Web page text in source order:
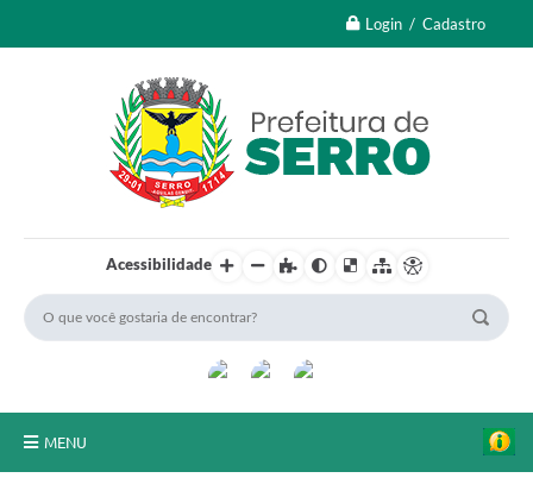
Login / Cadastro
Acessibilidade
MENU